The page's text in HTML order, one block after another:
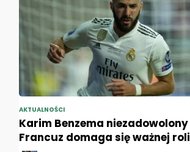
AKTUALNOŚCI
Karim Benzema
Francuz domaga się ważnej roli